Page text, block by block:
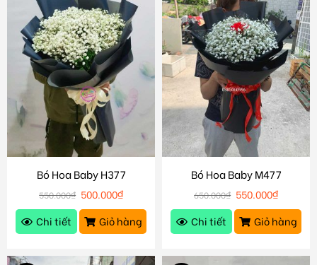
Bó Hoa Baby H377
550.000₫ 500.000₫
Chi tiết
Giỏ hàng
Bó Hoa Baby M477
650.000₫ 550.000₫
Chi tiết
Giỏ hàng